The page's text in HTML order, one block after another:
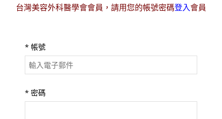
台灣美容外科醫學會會員，請用您的帳號密碼登入會員
* 帳號
* 密碼